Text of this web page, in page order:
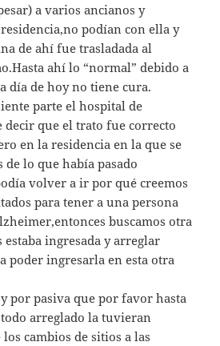
a varios ancianos y
podían con ella y
de ahí fue trasladada al
ahí lo “normal” debido a
día de hoy no tiene cura.
parte el hospital de
decir que el trato fue correcto
en la residencia en la que se
de lo que había pasado
volver a ir por qué creemos
para tener a una persona
buscamos otra
ingresada y arreglar
poder ingresarla en esta otra
por pasiva que por favor hasta
arreglado la tuvieran
cambios de sitios a las